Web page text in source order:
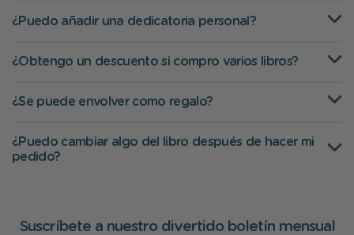
¿Puedo añadir una dedicatoria personal?
¿Obtengo un descuento si compro varios libros?
¿Se puede envolver como regalo?
¿Puedo cambiar algo del libro después de hacer mi
pedido?
Suscríbete a nuestro divertido boletín mensual